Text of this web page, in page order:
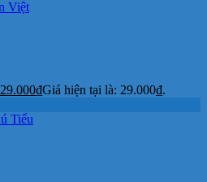
29.000₫Giá hiện tại là: 29.000₫.